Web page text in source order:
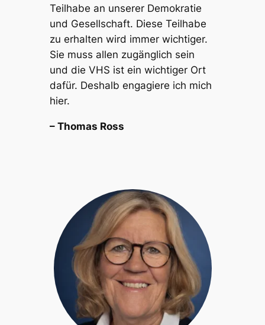
Teilhabe an unserer Demokratie
und Gesellschaft. Diese Teilhabe
zu erhalten wird immer wichtiger.
Sie muss allen zugänglich sein
und die VHS ist ein wichtiger Ort
dafür. Deshalb engagiere ich mich
hier.
– Thomas Ross